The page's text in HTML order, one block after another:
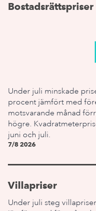
Bostadsrättspriser
Under juli minskade
procent jämfört med
motsvarande månad
högre.
juni och juli.
7/8 2026
Villapriser
Under juli steg